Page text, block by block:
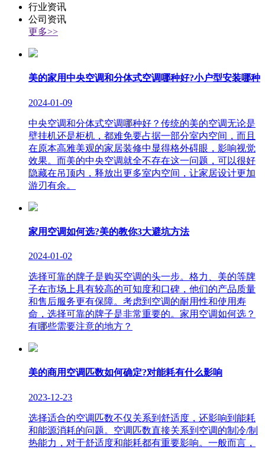
行业资讯
公司资讯
更多>>
美的家用中央空调和分体式空调哪种好?小户型安装哪种
2024-01-09
中央空调和分体式空调哪种好？传统的美的空调无论是
壁挂机还是柜机，都难免要占据一部分室内空间，而且
在原本高雅美观的家居装修中显得格外碍眼，影响视觉
效果。而美的中央空调就全不存在这一问题，可以很好
隐藏在吊顶内，释放出更多室内空间，让家居设计更加
游刃有余。
家用空调如何选?美的教你3大避坑方法
2024-01-02
选择可靠的牌子是购买空调的头一步。格力、美的等牌
子在市场上具有较高的可知度和口碑，他们的产品质量
和售后服务更有保障。考虑到空调的耐用性和使用寿
命，选择可靠的牌子是非常重要的。家用空调如何选？
有哪些需要注意的地方？
美的商用空调匹数如何确定?对能耗有什么影响
2023-12-23
选择适合的空调匹数不仅关系到舒适度，还影响到能耗
和能源消耗的问题。空调匹数直接关系到空调的制冷/制
热能力，对于舒适度和能耗都有重要影响。一般而言，